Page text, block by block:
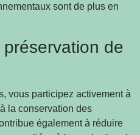
sont de plus en
de
vous participez activement à
la conservation des
également à réduire